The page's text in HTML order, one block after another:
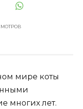
мире коты
многих лет.